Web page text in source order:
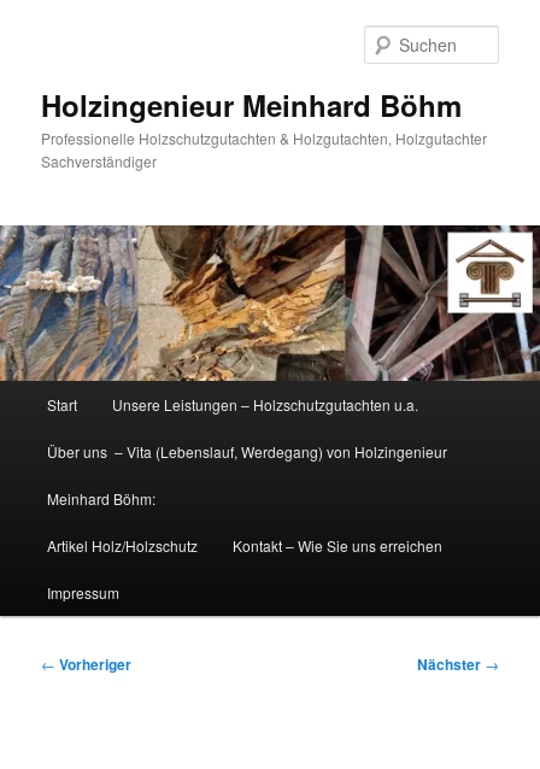
Holzingenieur Meinhard Böhm
Professionelle Holzschutzgutachten & Holzgutachten, Holzgutachter
Sachverständiger
Start Unsere Leistungen – Holzschutzgutachten u.a.
Über uns – Vita (Lebenslauf, Werdegang) von Holzingenieur
Meinhard Böhm:
Artikel Holz/Holzschutz Kontakt – Wie Sie uns erreichen
Impressum
Beitragsnavigation
← Vorheriger Nächster →